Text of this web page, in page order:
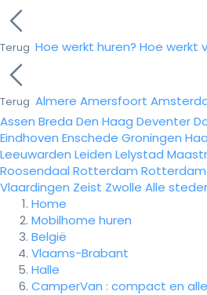
Terug Hoe werkt huren? Hoe werkt
Terug Almere Amersfoort
Assen Breda Den Haag Deventer
Eindhoven Enschede Groningen
Leeuwarden Leiden Lelystad
Roosendaal Rotterdam Rotterdam
Vlaardingen Zeist Zwolle Alle
Home
Mobilhome huren
België
Vlaams-Brabant
Halle
CamperVan : compact en